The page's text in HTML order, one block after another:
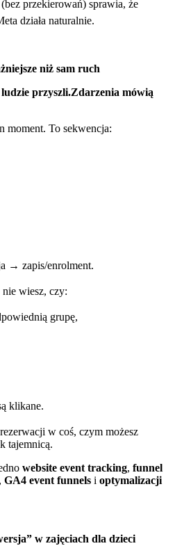
przekierowań) sprawia, że
działa naturalnie.
niż sam ruch
przyszli.Zdarzenia mówią
moment. To sekwencja:
→ zapis/enrolment.
wiesz, czy:
grupę,
klikane.
w coś, czym możesz
tajemnicą.
website event tracking, funnel
, GA4 event funnels i optymalizacji
w zajęciach dla dzieci